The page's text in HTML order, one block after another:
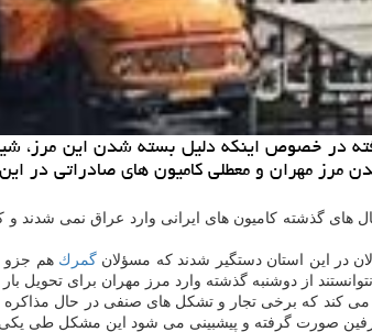
در خصوص اینكه دلیل بسته شدن این مرز،
مهران و معطلی كامیون های صادراتی در
های گذشته كامیون های ایرانی وارد عراق نمی شدند
در این استان دستگیر شدند كه مسؤلان گمرك هم جزو
از دوشنبه گذشته وارد مرز مهران برای تحویل بار
كند كه برخی تجار و تشكل های صنفی در حال
صورت گرفته و پیشبینی می شود این مشكل طی یكی